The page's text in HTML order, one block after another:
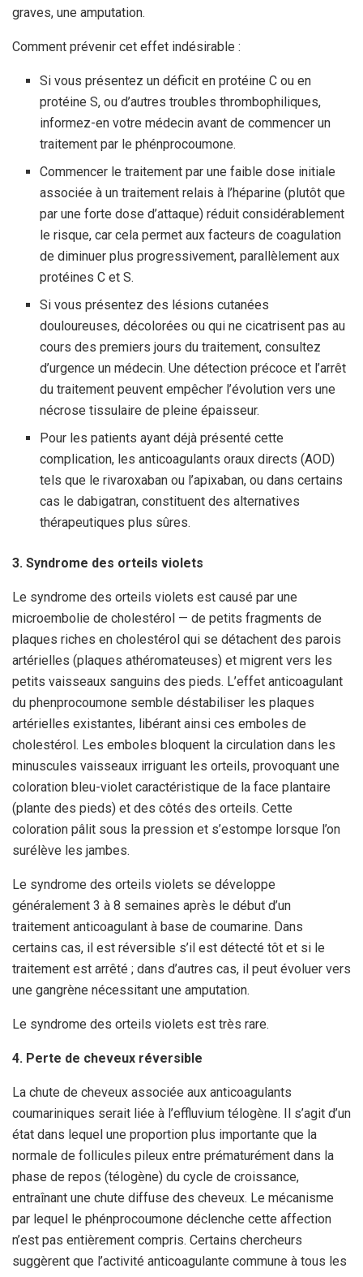
graves, une amputation.
Comment prévenir cet effet indésirable :
Si vous présentez un déficit en protéine C ou en
protéine S, ou d’autres troubles thrombophiliques,
informez-en votre médecin avant de commencer un
traitement par le phénprocoumone.
Commencer le traitement par une faible dose initiale
associée à un traitement relais à l’héparine (plutôt que
par une forte dose d’attaque) réduit considérablement
le risque, car cela permet aux facteurs de coagulation
de diminuer plus progressivement, parallèlement aux
protéines C et S.
Si vous présentez des lésions cutanées
douloureuses, décolorées ou qui ne cicatrisent pas au
cours des premiers jours du traitement, consultez
d’urgence un médecin. Une détection précoce et l’arrêt
du traitement peuvent empêcher l’évolution vers une
nécrose tissulaire de pleine épaisseur.
Pour les patients ayant déjà présenté cette
complication, les anticoagulants oraux directs (AOD)
tels que le rivaroxaban ou l’apixaban, ou dans certains
cas le dabigatran, constituent des alternatives
thérapeutiques plus sûres.
3. Syndrome des orteils violets
Le syndrome des orteils violets est causé par une
microembolie de cholestérol — de petits fragments de
plaques riches en cholestérol qui se détachent des parois
artérielles (plaques athéromateuses) et migrent vers les
petits vaisseaux sanguins des pieds. L’effet anticoagulant
du phenprocoumone semble déstabiliser les plaques
artérielles existantes, libérant ainsi ces emboles de
cholestérol. Les emboles bloquent la circulation dans les
minuscules vaisseaux irriguant les orteils, provoquant une
coloration bleu-violet caractéristique de la face plantaire
(plante des pieds) et des côtés des orteils. Cette
coloration pâlit sous la pression et s’estompe lorsque l’on
surélève les jambes.
Le syndrome des orteils violets se développe
généralement 3 à 8 semaines après le début d’un
traitement anticoagulant à base de coumarine. Dans
certains cas, il est réversible s’il est détecté tôt et si le
traitement est arrêté ; dans d’autres cas, il peut évoluer vers
une gangrène nécessitant une amputation.
Le syndrome des orteils violets est très rare.
4. Perte de cheveux réversible
La chute de cheveux associée aux anticoagulants
coumariniques serait liée à l’effluvium télogène. Il s’agit d’un
état dans lequel une proportion plus importante que la
normale de follicules pileux entre prématurément dans la
phase de repos (télogène) du cycle de croissance,
entraînant une chute diffuse des cheveux. Le mécanisme
par lequel le phénprocoumone déclenche cette affection
n’est pas entièrement compris. Certains chercheurs
suggèrent que l’activité anticoagulante commune à tous les